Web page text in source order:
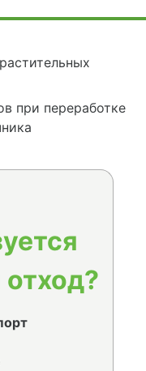
при переработке
отход?